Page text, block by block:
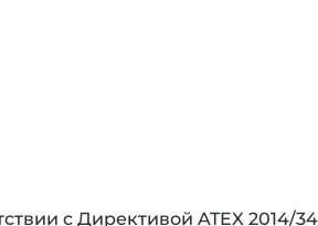
с Директивой ATEX 2014/